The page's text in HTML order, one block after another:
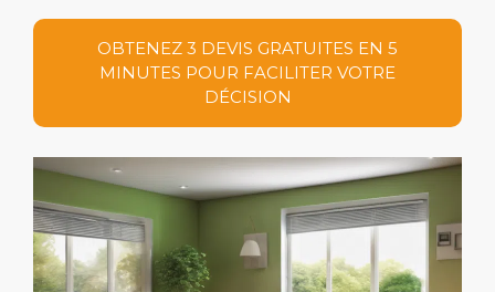
OBTENEZ 3 DEVIS GRATUITES EN 5
MINUTES POUR FACILITER VOTRE
DÉCISION